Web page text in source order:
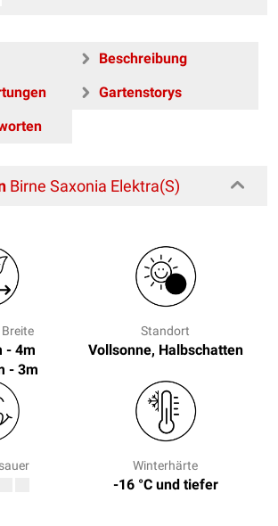
Beschreibung
Gartenstorys
Birne Saxonia Elektra(S)
- 4m
- 3m
Standort
Vollsonne, Halbschatten
sauer Winterhärte
-16 °C und tiefer